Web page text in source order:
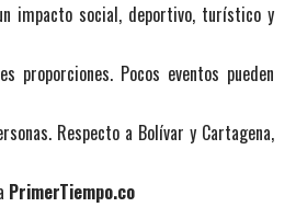
impacto social, deportivo, turístico y
proporciones. Pocos eventos pueden
Respecto a Bolívar y Cartagena,
PrimerTiempo.co